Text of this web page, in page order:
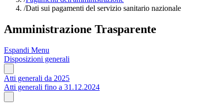
/Dati sui pagamenti del servizio sanitario nazionale
Amministrazione Trasparente
Espandi Menu
Disposizioni generali
Atti generali da 2025
Atti generali fino a 31.12.2024